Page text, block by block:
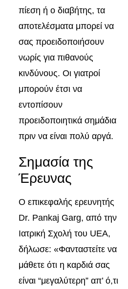
πίεση ή ο διαβήτης, τα
αποτελέσματα μπορεί να
σας προειδοποιήσουν
νωρίς για πιθανούς
κινδύνους. Οι γιατροί
μπορούν έτσι να
εντοπίσουν
προειδοποιητικά σημάδια
πριν να είναι πολύ αργά.
Σημασία της
Έρευνας
Ο επικεφαλής ερευνητής
Dr. Pankaj Garg, από την
Ιατρική Σχολή του UEA,
δήλωσε: «Φανταστείτε να
μάθετε ότι η καρδιά σας
είναι “μεγαλύτερη” απ’ ό,τι